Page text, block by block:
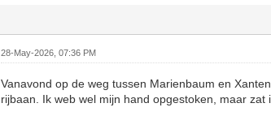
28-May-2026, 07:36 PM
Vanavond op de weg tussen Marienbaum en
rijbaan. Ik web wel mijn hand opgestoken, maar